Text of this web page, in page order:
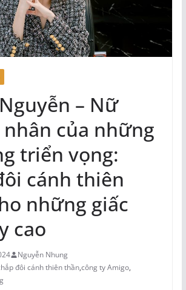
– Nữ
của những
triển vọng:
cánh thiên
những giấc
cao
Nguyễn Nhung
đôi cánh thiên thần,công ty Amigo,